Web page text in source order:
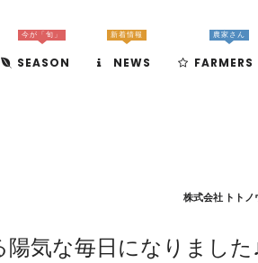
SEASON
今が「旬」
NEWS
新着情報
FARMERS
農家さん
by
株式会社 トトノ
陽気な毎日になりました